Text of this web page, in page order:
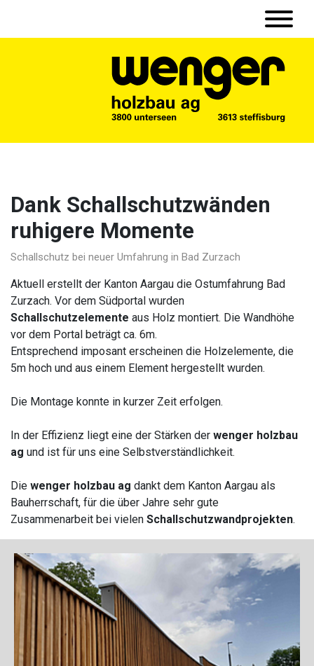
Dank Schallschutzwänden
ruhigere Momente
Schallschutz bei neuer Umfahrung in Bad Zurzach
Aktuell erstellt der Kanton Aargau die Ostumfahrung Bad
Zurzach. Vor dem Südportal wurden
Schallschutzelemente aus Holz montiert. Die Wandhöhe
vor dem Portal beträgt ca. 6m.
Entsprechend imposant erscheinen die Holzelemente, die
5m hoch und aus einem Element hergestellt wurden.
Die Montage konnte in kurzer Zeit erfolgen.
In der Effizienz liegt eine der Stärken der wenger holzbau
ag und ist für uns eine Selbstverständlichkeit.
Die wenger holzbau ag dankt dem Kanton Aargau als
Bauherrschaft, für die über Jahre sehr gute
Zusammenarbeit bei vielen Schallschutzwandprojekten.